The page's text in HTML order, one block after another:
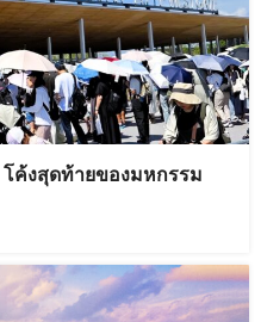
ค้งสุดท้ายของมหกรรม